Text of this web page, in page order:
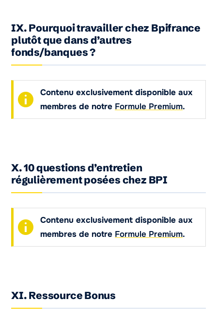
IX. Pourquoi travailler chez Bpifrance
plutôt que dans d’autres
fonds/banques ?
Contenu exclusivement disponible aux
membres de notre Formule Premium.
X. 10 questions d’entretien
régulièrement posées chez BPI
Contenu exclusivement disponible aux
membres de notre Formule Premium.
XI. Ressource Bonus